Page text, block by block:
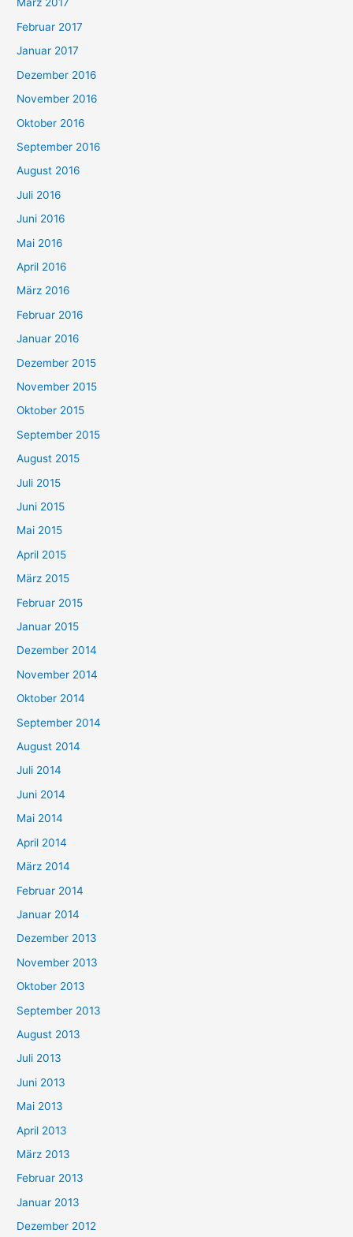
März 2017
Februar 2017
Januar 2017
Dezember 2016
November 2016
Oktober 2016
September 2016
August 2016
Juli 2016
Juni 2016
Mai 2016
April 2016
März 2016
Februar 2016
Januar 2016
Dezember 2015
November 2015
Oktober 2015
September 2015
August 2015
Juli 2015
Juni 2015
Mai 2015
April 2015
März 2015
Februar 2015
Januar 2015
Dezember 2014
November 2014
Oktober 2014
September 2014
August 2014
Juli 2014
Juni 2014
Mai 2014
April 2014
März 2014
Februar 2014
Januar 2014
Dezember 2013
November 2013
Oktober 2013
September 2013
August 2013
Juli 2013
Juni 2013
Mai 2013
April 2013
März 2013
Februar 2013
Januar 2013
Dezember 2012